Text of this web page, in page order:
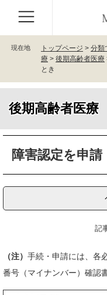
文
現在地 トップページ > 分類
療 > 後期高齢者医療
とき
後期高齢者医療
障害認定を申
記
（注） 手続・申請には、各
番号（マイナンバー）確認